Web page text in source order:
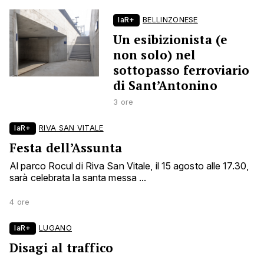
laR+ BELLINZONESE
Un esibizionista (e
non solo) nel
sottopasso ferroviario
di Sant’Antonino
3 ore
laR+ RIVA SAN VITALE
Festa dell’Assunta
Al parco Rocul di Riva San Vitale, il 15 agosto alle 17.30,
sarà celebrata la santa messa ...
4 ore
laR+ LUGANO
Disagi al traffico